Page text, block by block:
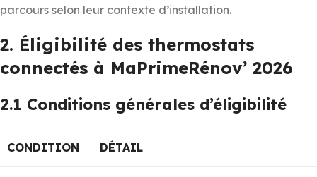
parcours selon leur contexte d’installation.
2. Éligibilité des thermostats
connectés à MaPrimeRénov’ 2026
2.1 Conditions générales d’éligibilité
CONDITION DÉTAIL